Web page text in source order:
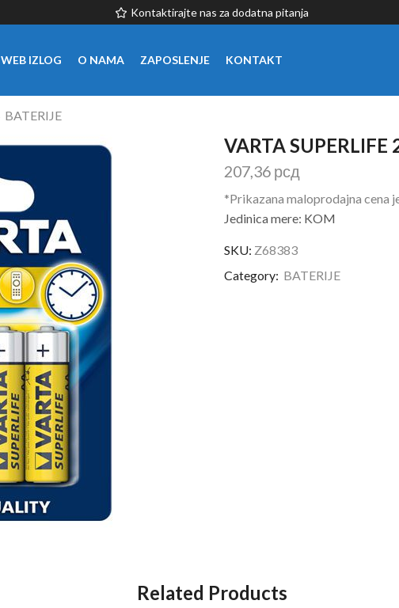
Kontaktirajte nas za dodatna pitanja
WEB IZLOG O NAMA ZAPOSLENJE KONTAKT
BATERIJE
VARTA
207,36 рсд
*Prikazana maloprodajna cena
Jedinica mere: KOM
SKU: Z68383
Category: BATERIJE
Related Products